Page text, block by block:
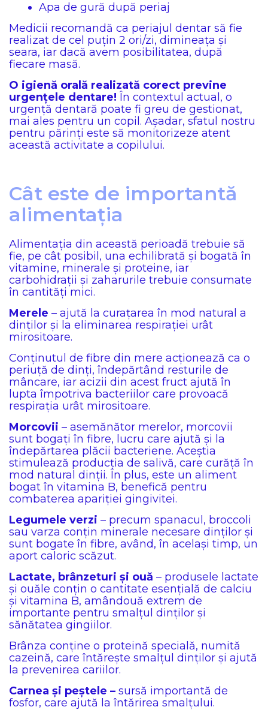
Apa de gură după periaj
Medicii recomandă ca periajul dentar să fie
realizat de cel puțin 2 ori/zi, dimineața și
seara, iar dacă avem posibilitatea, după
fiecare masă.
O igienă orală realizată corect previne
urgențele dentare! În contextul actual, o
urgență dentară poate fi greu de gestionat,
mai ales pentru un copil. Așadar, sfatul nostru
pentru părinți este să monitorizeze atent
această activitate a copilului.
Cât este de importantă
alimentația
Alimentația din această perioadă trebuie să
fie, pe cât posibil, una echilibrată și bogată în
vitamine, minerale și proteine, iar
carbohidrații și zaharurile trebuie consumate
în cantități mici.
Merele – ajută la curațarea în mod natural a
dinților și la eliminarea respirației urât
mirositoare.
Conținutul de fibre din mere acționează ca o
periuță de dinți, îndepărtând resturile de
mâncare, iar acizii din acest fruct ajută în
lupta împotriva bacteriilor care provoacă
respirația urât mirositoare.
Morcovii – asemănător merelor, morcovii
sunt bogați în fibre, lucru care ajută și la
îndepărtarea plăcii bacteriene. Aceștia
stimulează producția de salivă, care curăță în
mod natural dinții. În plus, este un aliment
bogat în vitamina B, benefică pentru
combaterea apariției gingivitei.
Legumele verzi – precum spanacul, broccoli
sau varza conțin minerale necesare dinților și
sunt bogate în fibre, având, în același timp, un
aport caloric scăzut.
Lactate, brânzeturi și ouă – produsele lactate
și ouăle conțin o cantitate esențială de calciu
și vitamina B, amândouă extrem de
importante pentru smalțul dinților și
sănătatea gingiilor.
Brânza conține o proteină specială, numită
cazeină, care întărește smalțul dinților și ajută
la prevenirea cariilor.
Carnea și peștele – sursă importantă de
fosfor, care ajută la întărirea smalțului.